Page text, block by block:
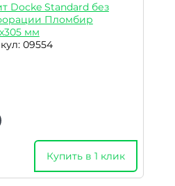
Docke Standard без
Пломбир
мм
09554
Купить в 1 клик